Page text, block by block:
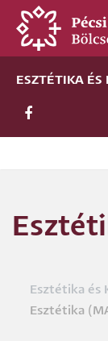
Ugrás
tartalomra
ESZTÉTIKA
Esztétika és
Esztétika